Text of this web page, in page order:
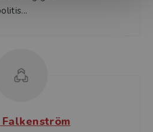
Falkenström